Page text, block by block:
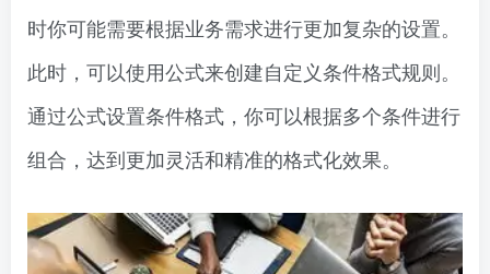
时你可能需要根据业务需求进行更加复杂的设置。
此时，可以使用公式来创建自定义条件格式规则。
通过公式设置条件格式，你可以根据多个条件进行
组合，达到更加灵活和精准的格式化效果。